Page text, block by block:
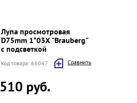
Лупа просмотровая
D75mm 1*03Х "Brauberg"
с подсветкой
Код товара: 66047 Cравнить
510 руб.